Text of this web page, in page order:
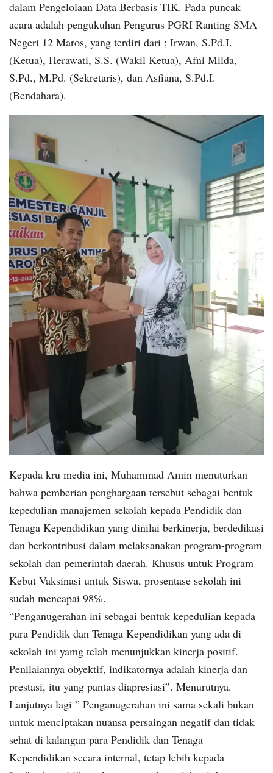
dalam Pengelolaan Data Berbasis TIK. Pada puncak
acara adalah pengukuhan Pengurus PGRI Ranting SMA
Negeri 12 Maros, yang terdiri dari ; Irwan, S.Pd.I.
(Ketua), Herawati, S.S. (Wakil Ketua), Afni Milda,
S.Pd., M.Pd. (Sekretaris), dan Asfiana, S.Pd.I.
(Bendahara).
Kepada kru media ini, Muhammad Amin menuturkan
bahwa pemberian penghargaan tersebut sebagai bentuk
kepedulian manajemen sekolah kepada Pendidik dan
Tenaga Kependidikan yang dinilai berkinerja, berdedikasi
dan berkontribusi dalam melaksanakan program-program
sekolah dan pemerintah daerah. Khusus untuk Program
Kebut Vaksinasi untuk Siswa, prosentase sekolah ini
sudah mencapai 98℅.
“Penganugerahan ini sebagai bentuk kepedulian kepada
para Pendidik dan Tenaga Kependidikan yang ada di
sekolah ini yamg telah menunjukkan kinerja positif.
Penilaiannya obyektif, indikatornya adalah kinerja dan
prestasi, itu yang pantas diapresiasi”. Menurutnya.
Lanjutnya lagi ” Penganugerahan ini sama sekali bukan
untuk menciptakan nuansa persaingan negatif dan tidak
sehat di kalangan para Pendidik dan Tenaga
Kependidikan secara internal, tetap lebih kepada